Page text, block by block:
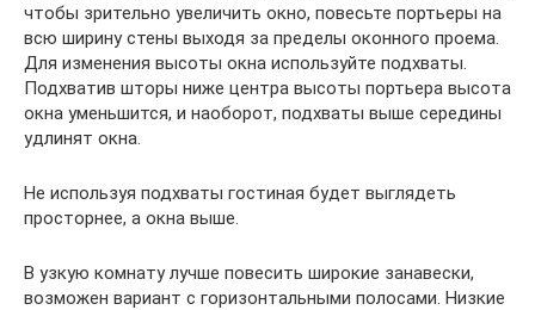
чтобы зрительно увеличить окно, повесьте портьеры на
всю ширину стены выходя за пределы оконного проема.
Для изменения высоты окна используйте подхваты.
Подхватив шторы ниже центра высоты портьера высота
окна уменьшится, и наоборот, подхваты выше середины
удлинят окна.
Не используя подхваты гостиная будет выглядеть
просторнее, а окна выше.
В узкую комнату лучше повесить широкие занавески,
возможен вариант с горизонтальными полосами. Низкие